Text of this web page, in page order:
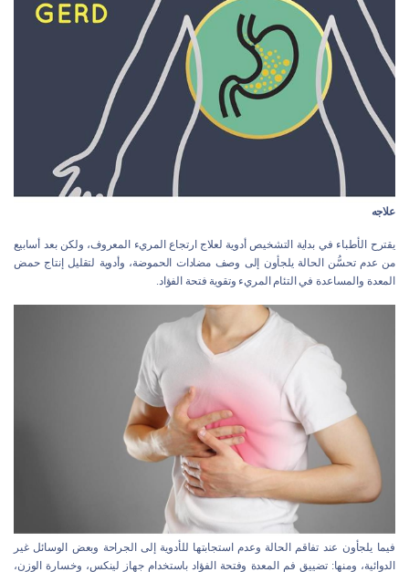
علاجه
يقترح الأطباء في بداية التشخيص أدوية لعلاج ارتجاع المريء المعروف، ولكن بعد أسابيع
من عدم تحسُّن الحالة يلجأون إلى وصف مضادات الحموضة، وأدوية لتقليل إنتاج حمض
المعدة والمساعدة في التئام المريء وتقوية فتحة الفؤاد.
فيما يلجأون عند تفاقم الحالة وعدم استجابتها للأدوية إلى الجراحة وبعض الوسائل غير
الدوائية، ومنها: تضييق فم المعدة وفتحة الفؤاد باستخدام جهاز لينكس، وخسارة الوزن،